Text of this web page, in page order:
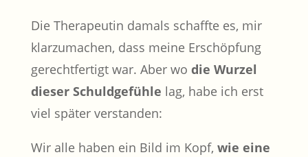
Die Therapeutin damals schaffte es, mir
klarzumachen, dass meine Erschöpfung
gerechtfertigt war. Aber wo die Wurzel
dieser Schuldgefühle lag, habe ich erst
viel später verstanden:
Wir alle haben ein Bild im Kopf, wie eine